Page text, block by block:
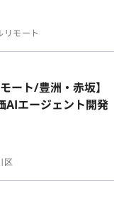
リモート
ート/豊洲・赤坂】
AIエージェント開発
区